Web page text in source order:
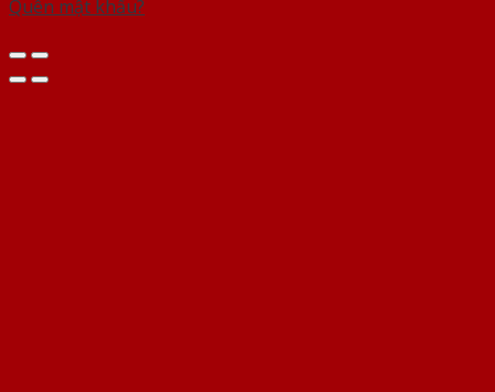
Quên mật khẩu?